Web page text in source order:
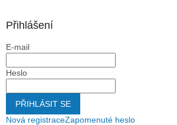
Přihlášení
E-mail
Heslo
PŘIHLÁSIT SE
Nová registraceZapomenuté heslo